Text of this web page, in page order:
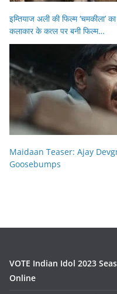
इम्तियाज अली की फिल्म ‘चमकीला’
कलाकार के कत्ल पर बनी फिल्म…
Maidaan Teaser: Ajay
Goosebumps
VOTE Indian Idol 2023
Online